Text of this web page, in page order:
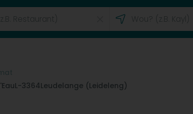
L-3364Leudelange (Leideleng)